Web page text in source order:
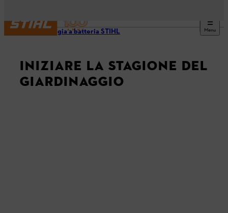
Menu
Tecnologia a batteria STIHL
INIZIARE LA STAGIONE DEL
GIARDINAGGIO